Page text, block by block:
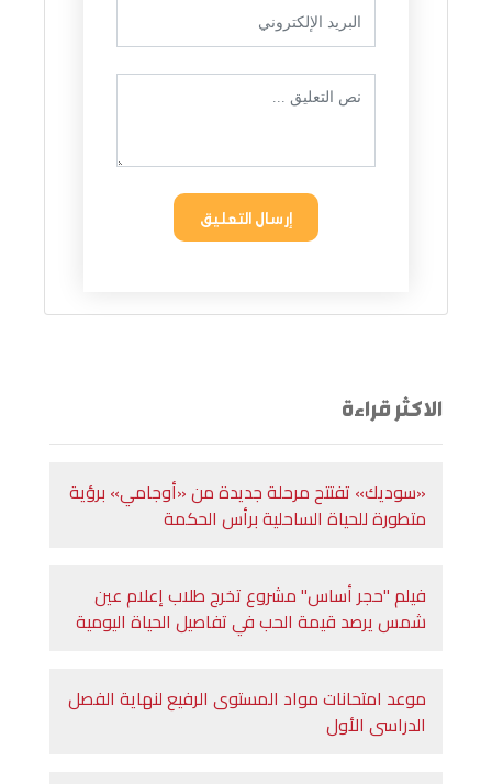
إرسال التعليق
الاكثر قراءة
«سوديك» تفتتح مرحلة جديدة من «أوجامي» برؤية
متطورة للحياة الساحلية برأس الحكمة
فيلم "حجر أساس" مشروع تخرج طلاب إعلام عين
شمس يرصد قيمة الحب في تفاصيل الحياة اليومية
موعد امتحانات مواد المستوى الرفيع لنهاية الفصل
الدراسى الأول